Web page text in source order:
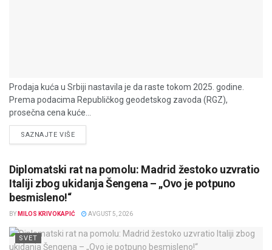
Prodaja kuća u Srbiji nastavila je da raste tokom 2025. godine.
Prema podacima Republičkog geodetskog zavoda (RGZ),
prosečna cena kuće...
SAZNAJTE VIŠEDETAILS
Diplomatski rat na pomolu: Madrid žestoko uzvratio
Italiji zbog ukidanja Šengena – „Ovo je potpuno
besmisleno!“
BY MILOS KRIVOKAPIĆ AVGUST 5, 2026
SVET